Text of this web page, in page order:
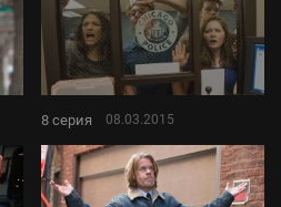
8 серия 08.03.2015